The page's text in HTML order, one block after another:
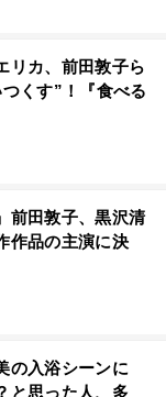
リカ、前田敦子ら
くす”！『食べる
前田敦子、黒沢清
作品の主演に決
の入浴シーンに
と思った人、多